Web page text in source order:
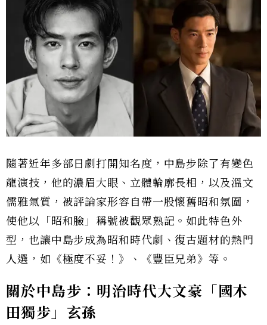
隨著近年多部日劇打開知名度，中島步除了有變色
龍演技，他的濃眉大眼、立體輪廓長相，以及溫文
儒雅氣質，被評論家形容自帶一股懷舊昭和氛圍，
使他以「昭和臉」稱號被觀眾熟記。如此特色外
型，也讓中島步成為昭和時代劇、復古題材的熱門
人選，如《極度不妥！》、《豐臣兄弟》等。
關於中島步：明治時代大文豪「國木
田獨步」玄孫